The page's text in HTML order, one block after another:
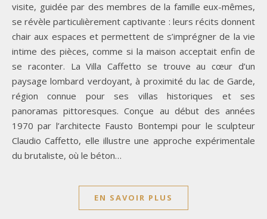
visite, guidée par des membres de la famille eux-mêmes,
se révèle particulièrement captivante : leurs récits donnent
chair aux espaces et permettent de s’imprégner de la vie
intime des pièces, comme si la maison acceptait enfin de
se raconter. La Villa Caffetto se trouve au cœur d’un
paysage lombard verdoyant, à proximité du lac de Garde,
région connue pour ses villas historiques et ses
panoramas pittoresques. Conçue au début des années
1970 par l’architecte Fausto Bontempi pour le sculpteur
Claudio Caffetto, elle illustre une approche expérimentale
du brutaliste, où le béton…
EN SAVOIR PLUS